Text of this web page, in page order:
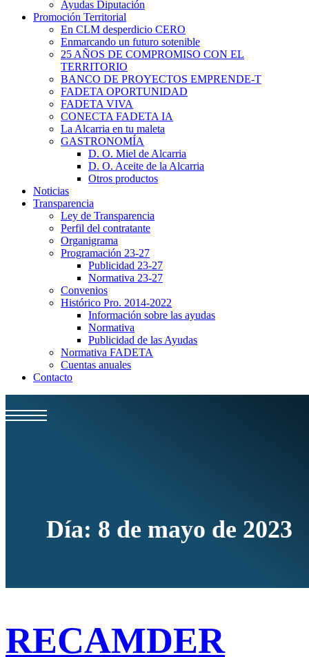
Ayudas Diputación
Promoción Territorial
En CLM desperdicio CERO
Enmarcando un futuro sotenible
25 AÑOS DE COMPROMISO CON EL
TERRITORIO
BANCO DE PROYECTOS EMPRENDE-T
FADETA OPORTUNIDAD
FADETA VIVA
CONECTA FADETA IA
La Alcarria en tu maleta
GASTRONOMÍA
D. O. Miel de Alcarria
D. O. Aceite de la Alcarria
Otros productos
Noticias
Transparencia
Ley de Transparencia
Perfil del contratante
Organigrama
Programación 23-27
Publicidad 23-27
Normativa 23-27
Convenios
Histórico Pro. 2014-2022
Información sobre las ayudas
Normativa
Publicidad de las Ayudas
Normativa FADETA
Cuentas anuales
Contacto
Día: 8 de mayo de 2023
RECAMDER